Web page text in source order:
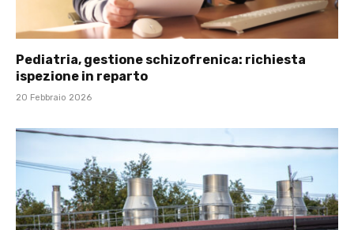
Pediatria, gestione schizofrenica: richiesta
ispezione in reparto
20 Febbraio 2026